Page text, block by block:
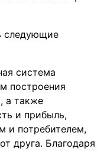
следующие
система
построения
а также
и прибыль,
и потребителем,
друга. Благодаря